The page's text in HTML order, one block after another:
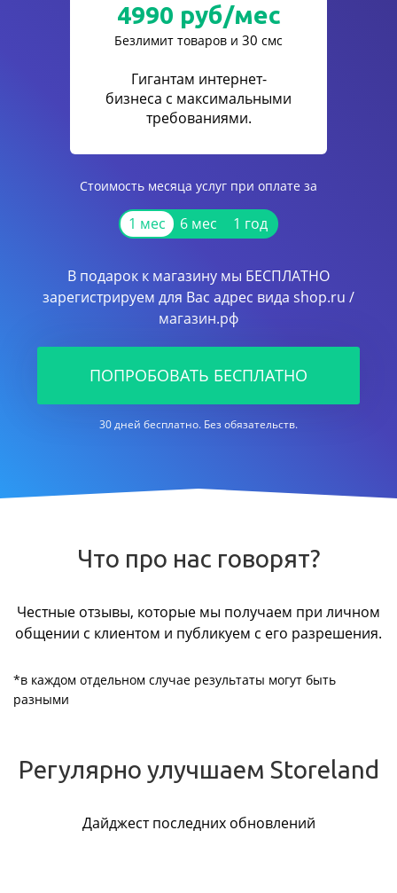
4990 руб/мес
Безлимит товаров и 30 смс
Гигантам интернет-
бизнеса с максимальными
требованиями.
Стоимость месяца услуг при оплате за
1 мес 6 мес 1 год
В подарок к магазину мы БЕСПЛАТНО
зарегистрируем для Вас адрес вида shop.ru /
магазин.рф
ПОПРОБОВАТЬ БЕСПЛАТНО
30 дней бесплатно. Без обязательств.
Что про нас говорят?
Честные отзывы, которые мы получаем при личном
общении с клиентом и публикуем с его разрешения.
*в каждом отдельном случае результаты могут быть
разными
Регулярно улучшаем Storeland
Дайджест последних обновлений